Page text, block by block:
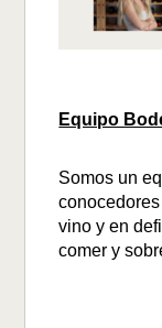
Equipo
Somos un
vino y en
comer y